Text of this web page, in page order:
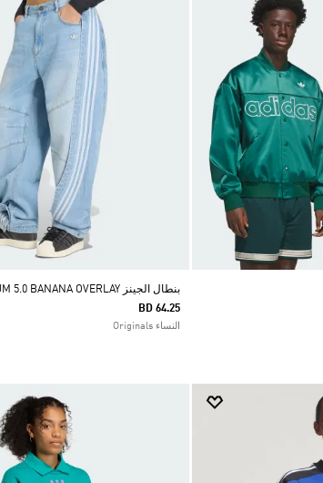
بنطال الجينز ADILENIUM 5.0 BANANA OVERLAY
BD 64.25
النساء Originals